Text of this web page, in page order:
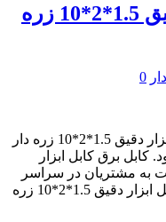
مرکز فروش کابل ابزار دقیق 1.5*2*10 زره
0
مجموعه آراد کابل، مرکز فروش کابل ابزار دقیق 1.5*2*10 زره دار
کابل برق کابل ابزار
به مشتریان در سراسر
ایران عرضه می شود. مشخصه فنی کابل ابزار دقیق 1.5*2*10 زره